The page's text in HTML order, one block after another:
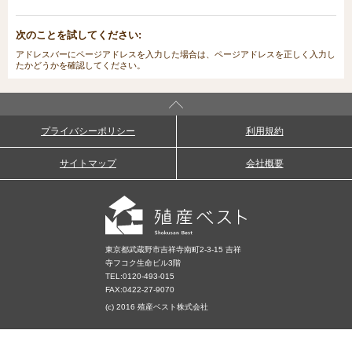
次のことを試してください:
アドレスバーにページアドレスを入力した場合は、ページアドレスを正しく入力し
たかどうかを確認してください。
プライバシーポリシー 利用規約
サイトマップ 会社概要
東京都武蔵野市吉祥寺南町2-3-15 吉祥
寺フコク生命ビル3階
TEL:0120-493-015
FAX:0422-27-9070
(c) 2016 殖産ベスト株式会社